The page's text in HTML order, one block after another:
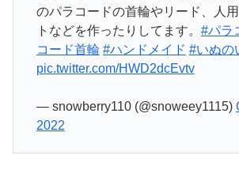
のパラコードの首輪やリード、人
トなどを作ったりしてます。 #パラ
コード首輪 #ハンドメイド #いぬの
pic.twitter.com/HWD2dcEvtv
— snowberry110 (@snoweey1115)
2022